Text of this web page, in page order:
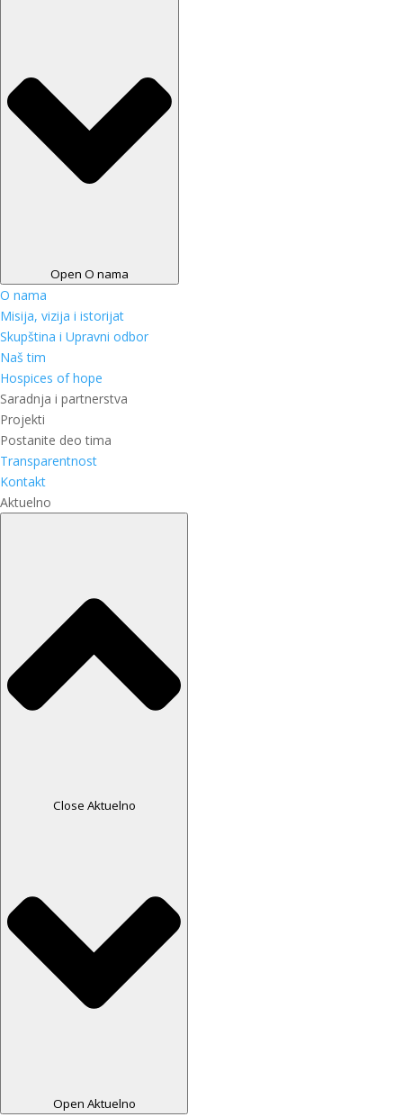
Open O nama
O nama
Misija, vizija i istorijat
Skupština i Upravni odbor
Naš tim
Hospices of hope
Saradnja i partnerstva
Projekti
Postanite deo tima
Transparentnost
Kontakt
Aktuelno
Close Aktuelno
Open Aktuelno